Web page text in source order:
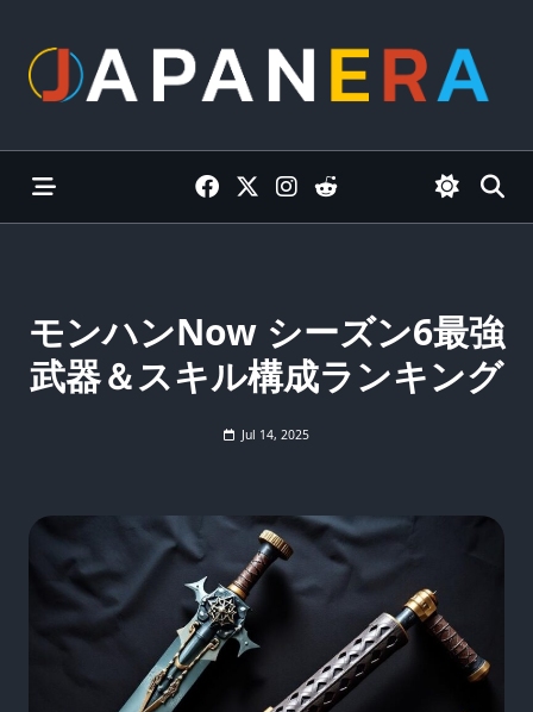
content
モンハンNow シーズン6最強
武器＆スキル構成ランキング
Jul 14, 2025